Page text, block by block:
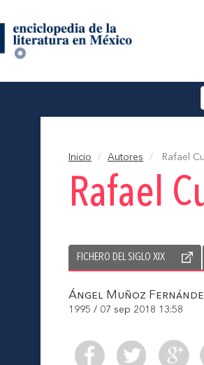
Inicio Autores Rafael
Rafael
FICHERO DEL SIGLO XIX
Ángel Muñoz
1995 / 07 sep 2018 13:58